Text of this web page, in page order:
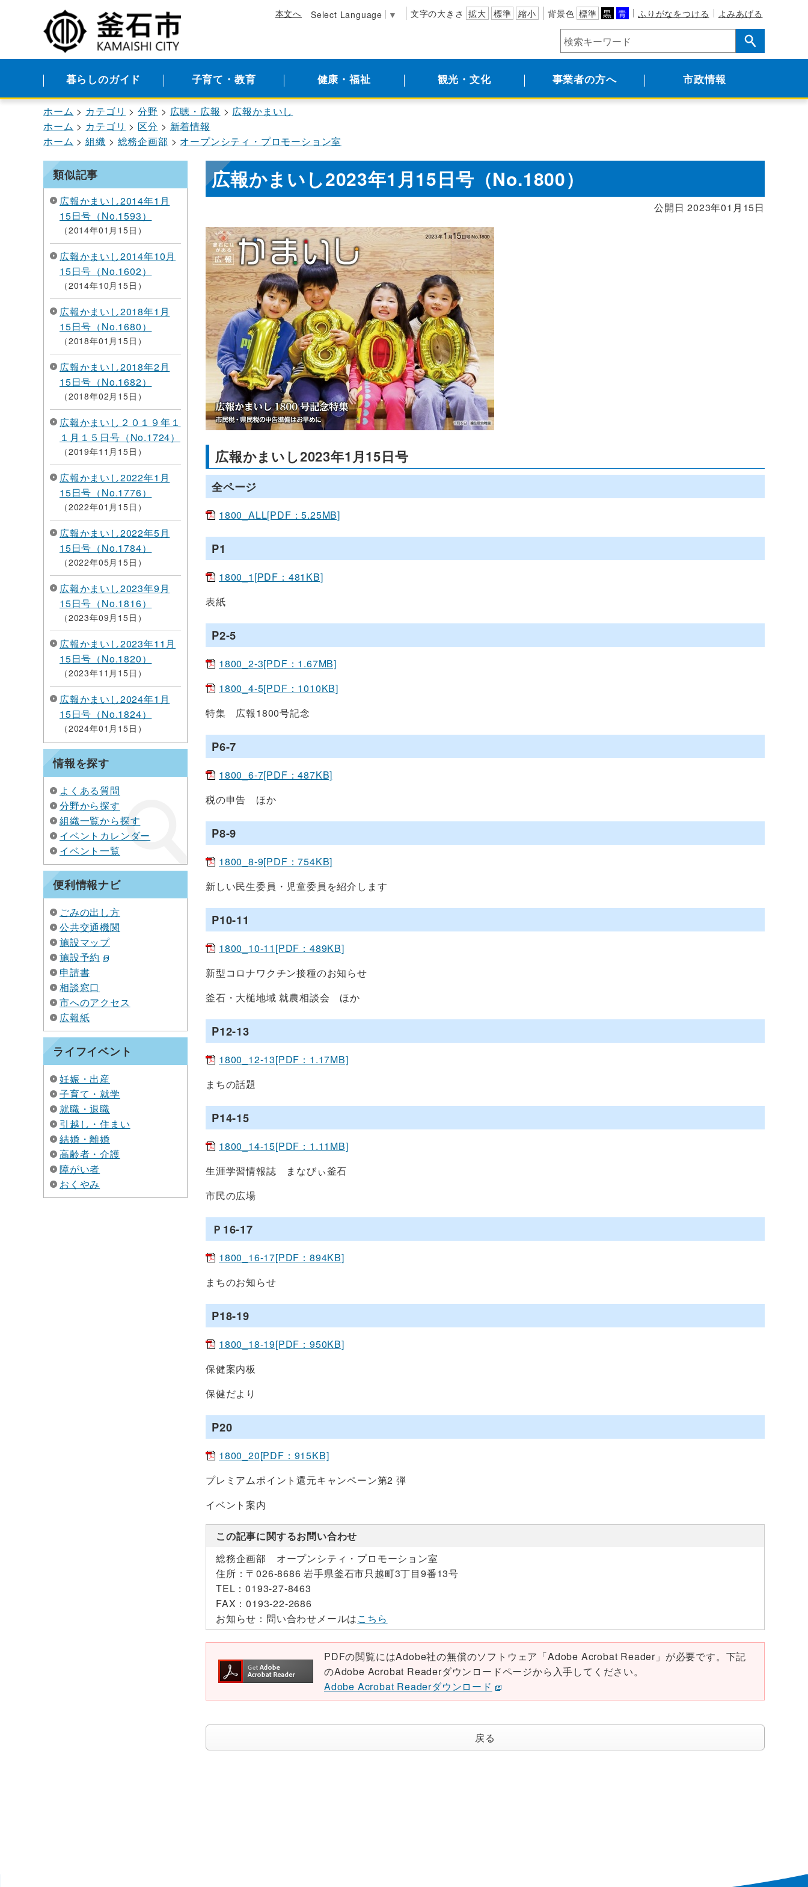
本文へ Select Language ▼ 文字の大きさ 拡大 標準 縮小 背景色 標準 黒 青 ふりがなをつける よみあげる
暮らしのガイド 子育て・教育 健康・福祉 観光・文化 事業者の方へ 市政情報
ホーム カテゴリ 分野 広聴・広報
広報かまいし
ホーム
カテゴリ 区分
新着情報
ホーム
組織 総務企画部 オープンシティ・プロモーション室
類似記事
広報かまいし2014年1月
15日号（No.1593）
2014年01月15日
広報かまいし2014年10月
15日号（No.1602）
2014年10月15日
広報かまいし2018年1月
15日号（No.1680）
2018年01月15日
広報かまいし2018年2月
15日号（No.1682）
2018年02月15日
広報かまいし２０１９年１
１月１５日号（No.1724）
2019年11月15日
広報かまいし2022年1月
15日号（No.1776）
2022年01月15日
広報かまいし2022年5月
15日号（No.1784）
2022年05月15日
広報かまいし2023年9月
15日号（No.1816）
2023年09月15日
広報かまいし2023年11月
15日号（No.1820）
2023年11月15日
広報かまいし2024年1月
15日号（No.1824）
2024年01月15日
情報を探す
よくある質問
分野から探す
組織一覧から探す
イベントカレンダー
イベント一覧
便利情報ナビ
ごみの出し方
公共交通機関
施設マップ
施設予約
申請書
相談窓口
市へのアクセス
広報紙
ライフイベント
妊娠・出産
子育て・就学
就職・退職
引越し・住まい
結婚・離婚
高齢者・介護
障がい者
おくやみ
広報かまいし2023年1月15日号（No.1800）
公開日 2023年01月15日
広報かまいし2023年1月15日号
全ページ
1800_ALL[PDF：5.25MB]
P1
1800_1[PDF：481KB]
表紙
P2-5
1800_2-3[PDF：1.67MB]
1800_4-5[PDF：1010KB]
特集 広報1800号記念
P6-7
1800_6-7[PDF：487KB]
税の申告 ほか
P8-9
1800_8-9[PDF：754KB]
新しい民生委員・児童委員を紹介します
P10-11
1800_10-11[PDF：489KB]
新型コロナワクチン接種のお知らせ
釜石・大槌地域 就農相談会 ほか
P12-13
1800_12-13[PDF：1.17MB]
まちの話題
P14-15
1800_14-15[PDF：1.11MB]
生涯学習情報誌 まなびぃ釜石
市民の広場
Ｐ16-17
1800_16-17[PDF：894KB]
まちのお知らせ
P18-19
1800_18-19[PDF：950KB]
保健案内板
保健だより
P20
1800_20[PDF：915KB]
プレミアムポイント還元キャンペーン第2 弾
イベント案内
この記事に関するお問い合わせ
総務企画部 オープンシティ・プロモーション室
住所： 〒026-8686 岩手県釜石市只越町3丁目9番13号
TEL：0193-27-8463
FAX：0193-22-2686
お知らせ： 問い合わせメールはこちら
PDFの閲覧にはAdobe社の無償のソフトウェア「Adobe Acrobat Reader」が必要です。下記
のAdobe Acrobat Readerダウンロードページから入手してください。
Adobe Acrobat Readerダウンロード
戻る